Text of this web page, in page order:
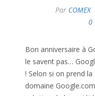
Par COMEX
0
Bon anniversaire à
le savent pas…
! Selon si on prend
domaine